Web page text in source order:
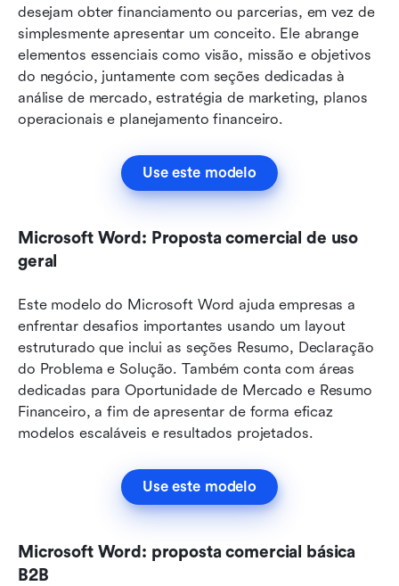
desejam obter financiamento ou parcerias, em vez de
simplesmente apresentar um conceito. Ele abrange
elementos essenciais como visão, missão e objetivos
do negócio, juntamente com seções dedicadas à
análise de mercado, estratégia de marketing, planos
operacionais e planejamento financeiro.
Use este modelo
Microsoft Word: Proposta comercial de uso
geral
Este modelo do Microsoft Word ajuda empresas a
enfrentar desafios importantes usando um layout
estruturado que inclui as seções Resumo, Declaração
do Problema e Solução. Também conta com áreas
dedicadas para Oportunidade de Mercado e Resumo
Financeiro, a fim de apresentar de forma eficaz
modelos escaláveis e resultados projetados.
Use este modelo
Microsoft Word: proposta comercial básica
B2B